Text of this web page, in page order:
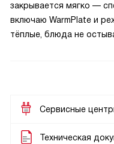
закрывается мягко —
включаю WarmPlate и
тёплые, блюда не
Сервисные
Техническая